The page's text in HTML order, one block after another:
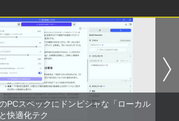
￥770
異世界居酒屋「のぶ」(22) (角川コミックス・
エース)
￥832
【期間限定★新品無線マウス付】中古ノ
ートパソコン Windows11 Office2019搭
載 15.6型 テンキー付き Celeron 第8世代
Core i3 Core i5 メモリ4GB/16GB SSD1
28GB～1TB Webカメラ DVD 無線LAN
店長おまかせPC 初期設定済 送料無料
【中古】
￥9,999
ポイント10倍 中古パソコン デスクトッ
プパソコン Windows 11【Office付】
【Windows 11 Pro 64Bit搭載】DELL O
ptiplexシリーズ Core i5搭載/4G/新品SS
D 120GB/DVD-ROM/送料無料【オプショ
ン色々有】
￥24,800
HP Z24n G2 フレームレス 24インチワイ
ドLED液晶モニタ IPSパネル 1920x1200
16:10 画面回転 高さ調整 入力端子:HDM
I、DVI、DP USBハブ(Type-C、Type-A)
Mac対応PS· Switch対応 中古 送料無料
3か月保証付き
￥12,800
九条の大罪（17） 【電子書籍】[ 真鍋昌
平 ]
不老不死少女の苗床旅行記 5 【電子書
PCスペックにドンピシャな「ローカル
快適化テク